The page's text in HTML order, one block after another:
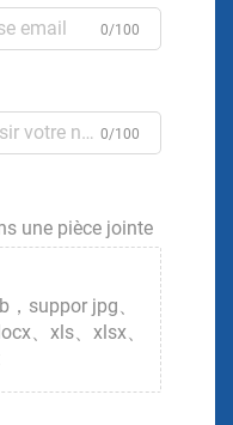
0/100
0/100
une pièce jointe
suppor jpg、
、xls、xlsx、